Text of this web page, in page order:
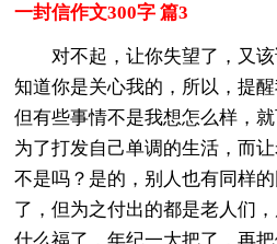
一封信作文300字 篇3
对不起，让你失望了，又该
知道你是关心我的，所以，提醒
但有些事情不是我想怎么样，
为了打发自己单调的生活，而
不是吗？是的，别人也有同样
了，但为之付出的都是老人们